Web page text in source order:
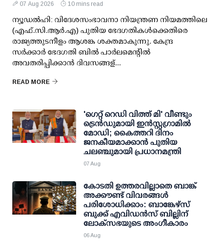
07 Aug 2026 10 mins read
ന്യൂഡല്‍ഹി: വിദേശസംഭാവനാ നിയന്ത്രണ നിയമത്തിലെ
(എഫ്.സി.ആര്‍.എ) പുതിയ ഭേദഗതികള്‍ക്കെതിരെ
രാജ്യത്തുടനീളം ആശങ്ക ശക്തമാകുന്നു. കേന്ദ്ര
സര്‍ക്കാര്‍ ഭേദഗതി ബില്‍ പാര്‍ലമെന്റില്‍
അവതരിപ്പിക്കാന്‍ ദിവസങ്ങള്...
READ MORE
'ഗെറ്റ് റെഡി വിത്ത് മി' വീണ്ടും
ട്രെന്‍ഡുമായി ഇന്‍സ്റ്റഗ്രാമില്‍
മോഡി; കൈത്തറി ദിനം
ജനകീയമാക്കാന്‍ പുതിയ
ചലഞ്ചുമായി പ്രധാനമന്ത്രി
07 Aug
കോടതി ഉത്തരവില്ലാതെ ബാങ്ക്
അക്കൗണ്ട് വിവരങ്ങള്‍
പരിശോധിക്കാം: ബാങ്കേഴ്സ്
ബുക്ക് എവിഡന്‍സ് ബില്ലിന്
ലോക്സഭയുടെ അംഗീകാരം
06 Aug